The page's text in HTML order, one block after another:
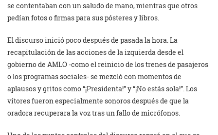
se contentaban con un saludo de mano, mientras que otros
pedían fotos o firmas para sus pósteres y libros.
El discurso inició poco después de pasada la hora. La
recapitulación de las acciones de la izquierda desde el
gobierno de AMLO -como el reinicio de los trenes de pasajeros
o los programas sociales- se mezcló con momentos de
aplausos y gritos como “¡Presidenta!” y “¡No estás sola!”. Los
vítores fueron especialmente sonoros después de que la
oradora recuperara la voz tras un fallo de micrófonos.